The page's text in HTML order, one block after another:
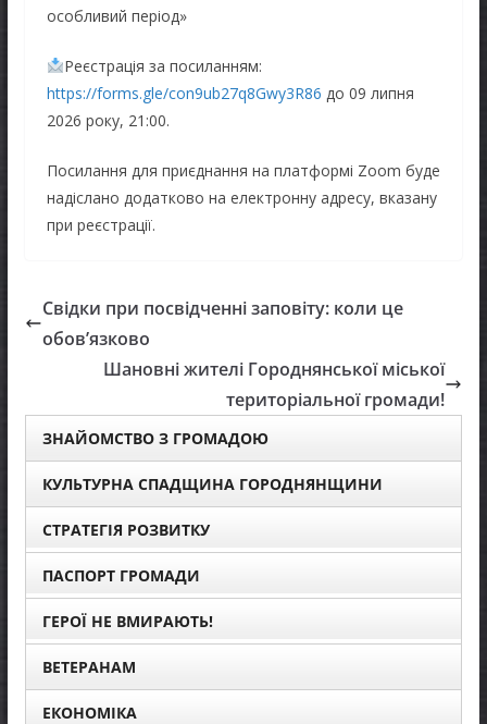
особливий період»
Реєстрація за посиланням:
https://forms.gle/con9ub27q8Gwy3R86 до 09 липня
2026 року, 21:00.
Посилання для приєднання на платформі Zoom буде
надіслано додатково на електронну адресу, вказану
при реєстрації.
Свідки при посвідченні заповіту: коли це
обов’язково
Шановні жителі Городнянської міської
територіальної громади!
ЗНАЙОМСТВО З ГРОМАДОЮ
КУЛЬТУРНА СПАДЩИНА ГОРОДНЯНЩИНИ
СТРАТЕГІЯ РОЗВИТКУ
ПАСПОРТ ГРОМАДИ
ГЕРОЇ НЕ ВМИРАЮТЬ!
ВЕТЕРАНАМ
ЕКОНОМІКА